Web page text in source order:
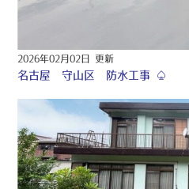
2026年02月02日 更新
名古屋 守山区 防水工事 ♤